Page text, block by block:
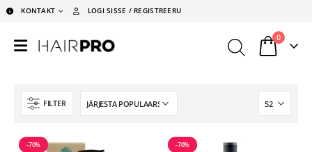
KONTAKT LOGI SISSE / REGISTREERU
0
FILTER
-70% -70%